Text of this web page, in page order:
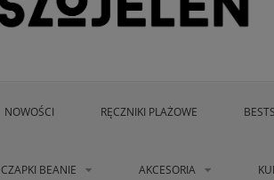
NOWOŚCI RĘCZNIKI PLAŻOWE
CZAPKI BEANIE AKCESORIA